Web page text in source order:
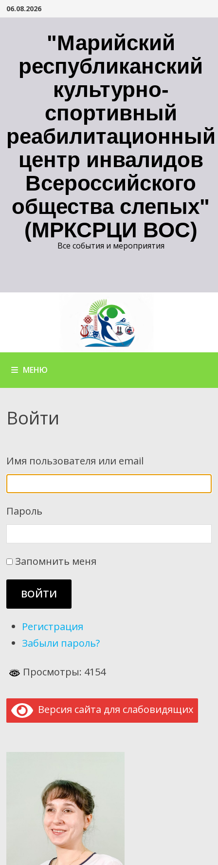
Перейти
06.08.2026
"Марийский
республиканский
культурно-
спортивный
реабилитационный
центр инвалидов
Всероссийского
общества слепых"
(МРКСРЦИ ВОС)
Все события и мероприятия
МЕНЮ
Войти
Имя пользователя или email
Пароль
Запомнить меня
ВОЙТИ
Регистрация
Забыли пароль?
Просмотры: 4154
Версия сайта для слабовидящих